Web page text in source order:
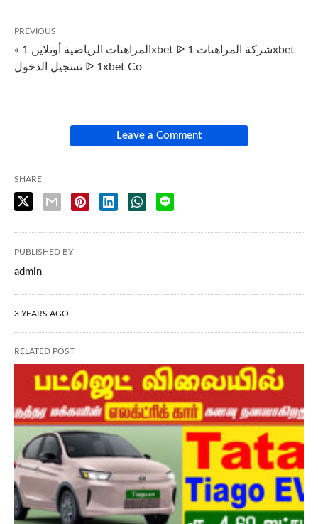
PREVIOUS
« المراهنات الرياضية أونلاين 1xbet ᐉ شركة المراهنات 1xbet
تسجيل الدخول ᐉ 1xbet Co
Leave a Comment
SHARE
PUBLISHED BY
admin
3 YEARS AGO
RELATED POST